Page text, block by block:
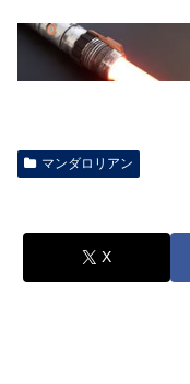
マンダロリアン
X